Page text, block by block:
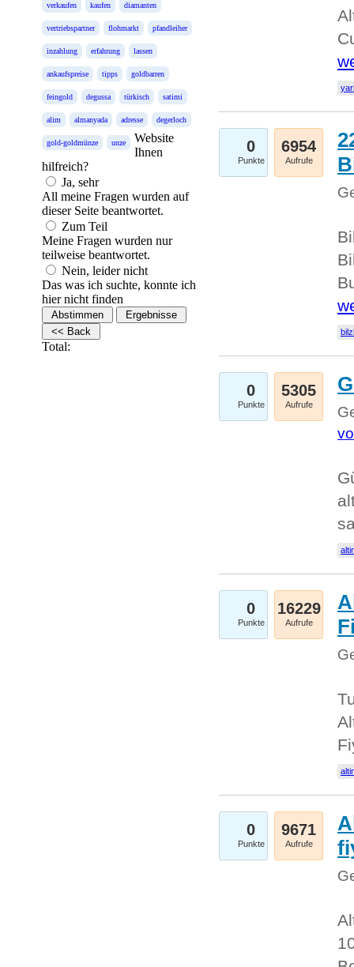
verkaufen kaufen diamanten
vertriebspartner flohmarkt pfandleiher
inzahlung erfahrung lassen
ankaufspreise tipps goldbarren
feingold degussa türkisch satimi
alim almanyada adresse degerloch
gold-goldmünze unze
Website
Ihnen
hilfreich?
Ja, sehr
All meine Fragen wurden auf
dieser Seite beantwortet.
Zum Teil
Meine Fragen wurden nur
teilweise beantwortet.
Nein, leider nicht
Das was ich suchte, konnte ich
hier nicht finden
Total:
0
Punkte
6954
Aufrufe
0
Punkte
5305
Aufrufe
0
Punkte
16229
Aufrufe
0
Punkte
9671
Aufrufe